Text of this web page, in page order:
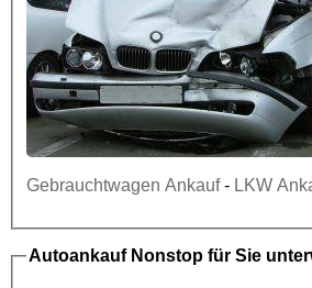
Gebrauchtwagen Ankauf- LKW
AutoankaufNonstop für Sie